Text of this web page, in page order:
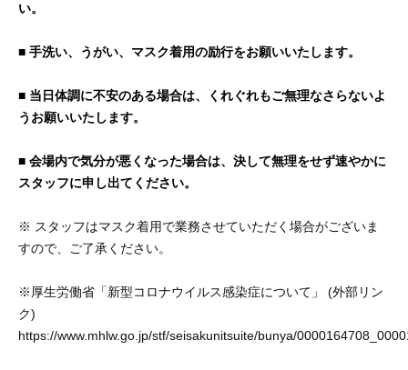
い。
■ 手洗い、うがい、マスク着用の励行をお願いいたします。
■ 当日体調に不安のある場合は、くれぐれもご無理なさらないよ
うお願いいたします。
■ 会場内で気分が悪くなった場合は、決して無理をせず速やかに
スタッフに申し出てください。
※ スタッフはマスク着用で業務させていただく場合がございま
すので、ご了承ください。
※厚生労働省「新型コロナウイルス感染症について」 (外部リン
ク)
https://www.mhlw.go.jp/stf/seisakunitsuite/bunya/